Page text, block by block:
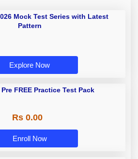
IBPS SO AFO 2026 Mock Test
Series with Latest Pattern
Explore Now
IBPS Clerk Pre FREE Practice Test
Enroll Now